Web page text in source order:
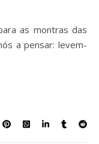
as montras das
a pensar: levem-